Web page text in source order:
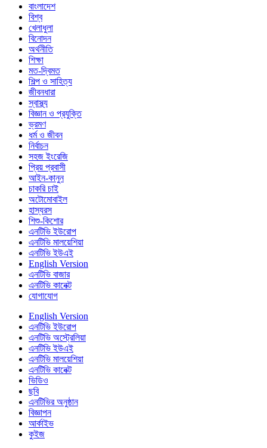
বাংলাদেশ
বিশ্ব
খেলাধুলা
বিনোদন
অর্থনীতি
শিক্ষা
মত-দ্বিমত
শিল্প ও সাহিত্য
জীবনধারা
স্বাস্থ্য
বিজ্ঞান ও প্রযুক্তি
ভ্রমণ
ধর্ম ও জীবন
নির্বাচন
সহজ ইংরেজি
প্রিয় প্রবাসী
আইন-কানুন
চাকরি চাই
অটোমোবাইল
হাস্যরস
শিশু-কিশোর
এনটিভি ইউরোপ
এনটিভি মালয়েশিয়া
এনটিভি ইউএই
English Version
এনটিভি বাজার
এনটিভি কানেক্ট
যোগাযোগ
English Version
এনটিভি ইউরোপ
এনটিভি অস্ট্রেলিয়া
এনটিভি ইউএই
এনটিভি মালয়েশিয়া
এনটিভি কানেক্ট
ভিডিও
ছবি
এনটিভির অনুষ্ঠান
বিজ্ঞাপন
আর্কাইভ
কুইজ